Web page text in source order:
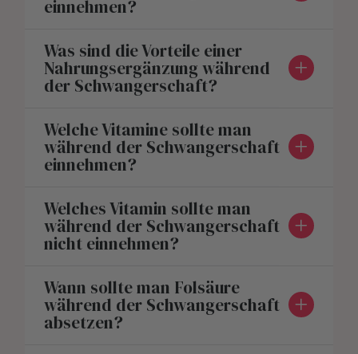
einnehmen?
Was sind die Vorteile einer
Nahrungsergänzung während
der Schwangerschaft?
Welche Vitamine sollte man
während der Schwangerschaft
einnehmen?
Welches Vitamin sollte man
während der Schwangerschaft
nicht einnehmen?
Wann sollte man Folsäure
während der Schwangerschaft
absetzen?